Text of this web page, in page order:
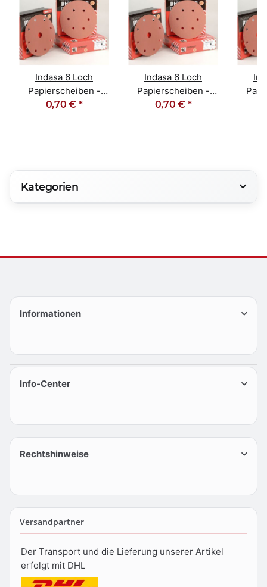
Indasa 6 Loch
Papierscheiben -
RED LINE, Körnung
0,70 € *
Indasa 6 Loch
Papierscheiben -
RED LINE, Körnung
0,70 € *
Kategorien
Informationen
Info-Center
Rechtshinweise
Versandpartner
Der Transport und die Lieferung unserer Artikel
erfolgt mit DHL